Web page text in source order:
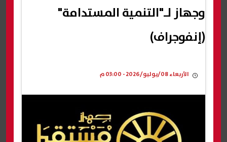
وجهاز لـ"التنمية المستدامة"
(إنفوجراف)
الأربعاء 08/يوليو/2026 - 03:00 م